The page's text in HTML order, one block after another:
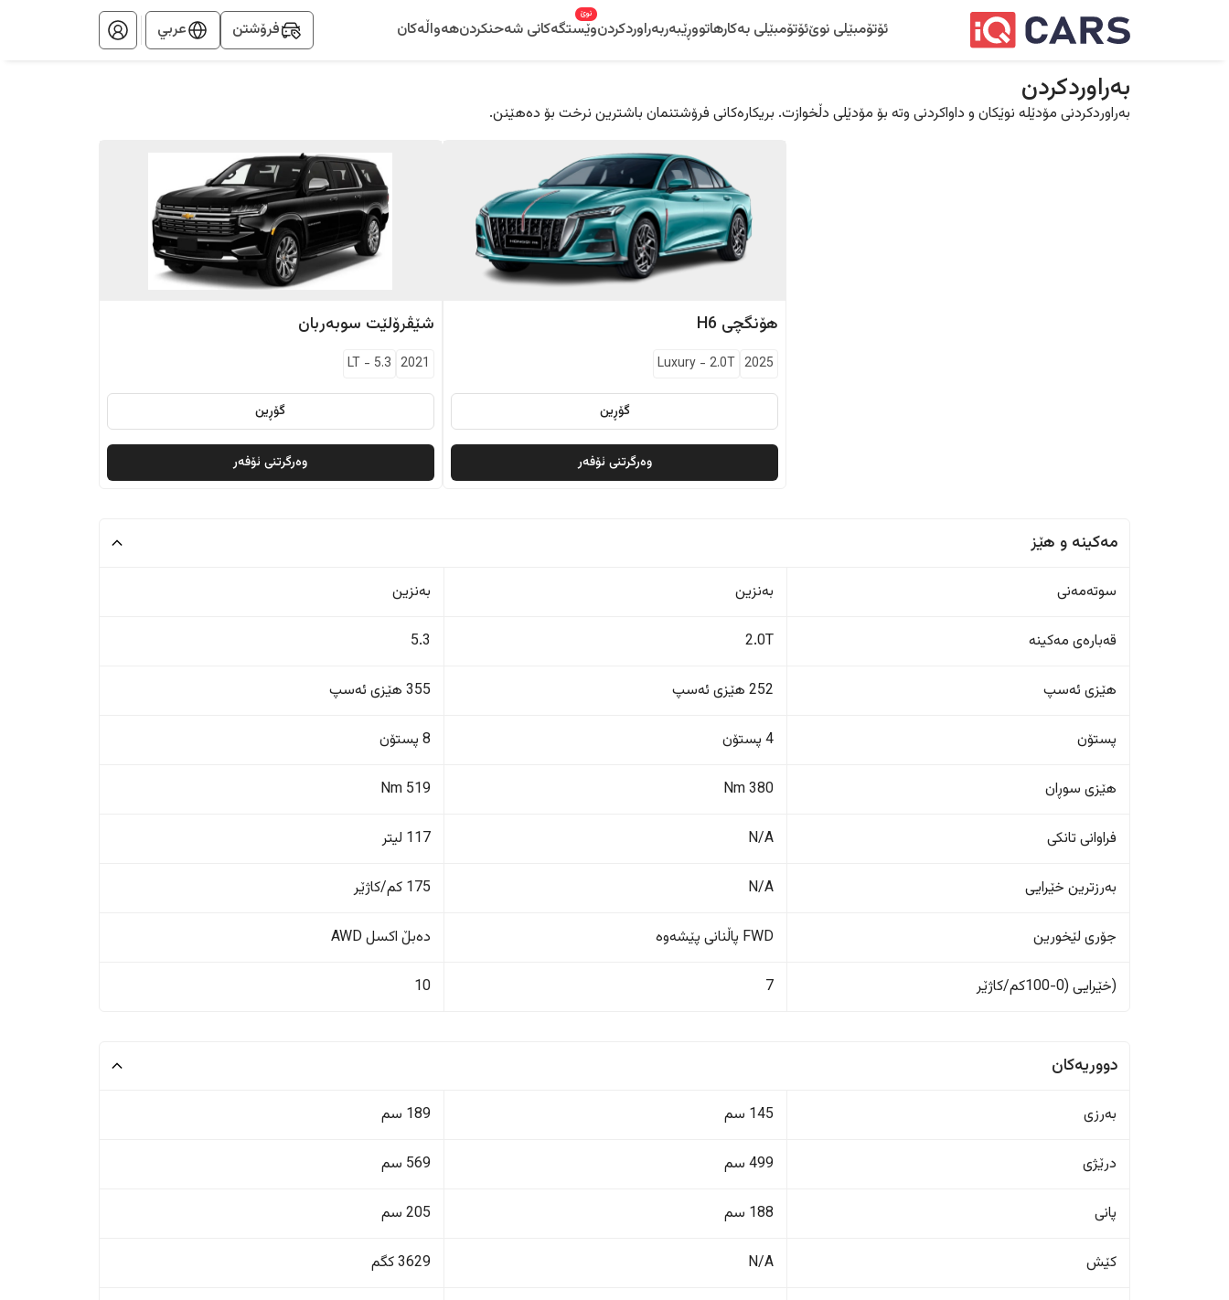
ئۆتۆمبێلی نوێئۆتۆمبێلی بەکارهاتووڕێبەربەراوردکردنوێستگەکانی شەحنکردن
نوێ
هەواڵەکان فرۆشتن عربي
بەراوردکردن
بەراوردکردنی مۆدێلە نوێکان و داواکردنی وتە بۆ مۆدێلی دڵخوازت. بریکارەکانی فرۆشتنمان باشترین نرخت بۆ دەهێنن.
هۆنگچی H6
2025
Luxury - 2.0T
گۆڕین
وەرگرتنی ئۆفەر
شێڤرۆلێت سوبەربان
2021
LT- 5.3
گۆڕین
وەرگرتنی ئۆفەر
مەکینە و هێز
سوتەمەنی بەنزین بەنزین
قەبارەی مەکینە 2.0T
5.3
هێزی ئەسپ 252 هێزی ئەسپ 355 هێزی ئەسپ
پستۆن 4 پستۆن 8 پستۆن
هێزی سوڕان 380 Nm
519 Nm
فراوانی تانکی N/A 117 لیتر
بەرزترین خێرایی N/A 175 کم/کاژێر
جۆری لێخورین FWD پاڵنانی پێشەوە دەبڵ اکسل AWD
(خێرایی (0-100کم/کاژێر 7
10
دووریەکان
بەرزی 145 سم 189 سم
درێژی 499 سم 569 سم
پانی 188 سم 205 سم
کێش N/A 3629 کگم